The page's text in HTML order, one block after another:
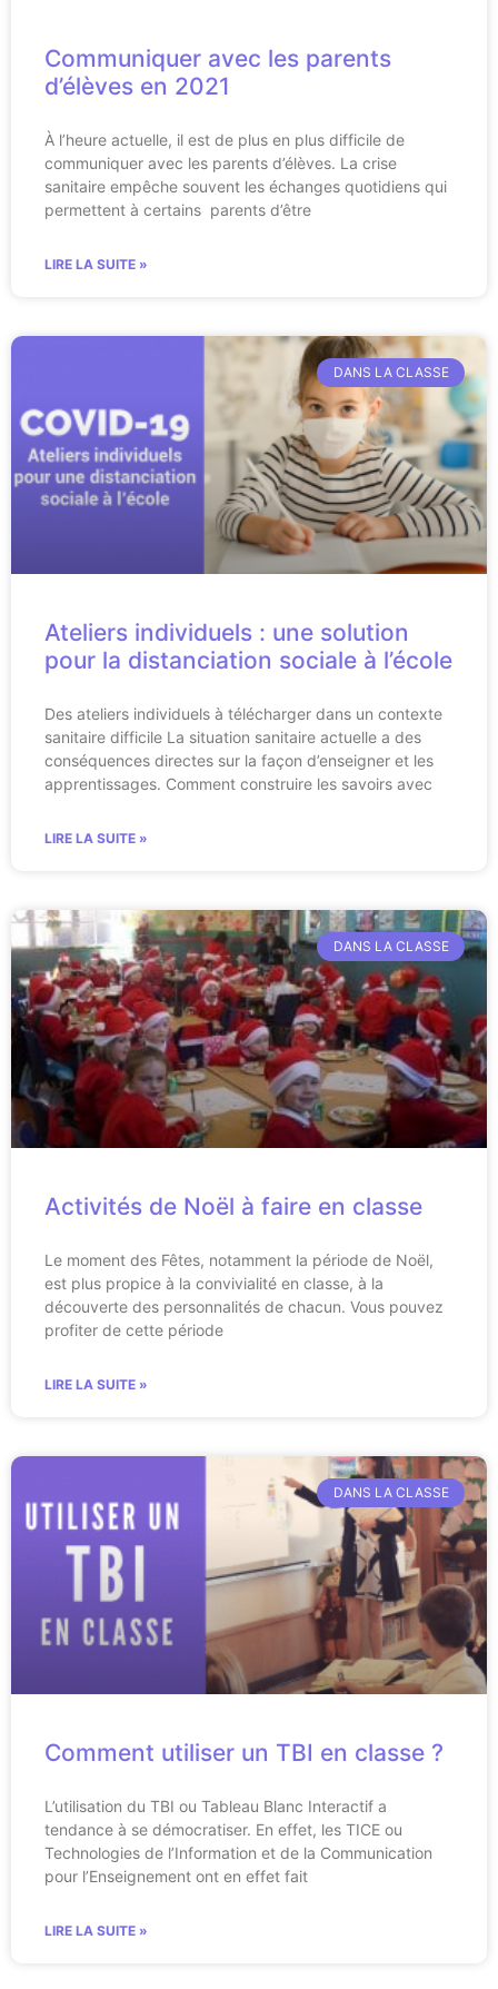
Communiquer avec les parents
d’élèves en 2021
À l’heure actuelle, il est de plus en plus difficile de
communiquer avec les parents d’élèves. La crise
sanitaire empêche souvent les échanges quotidiens qui
permettent à certains parents d’être
LIRE LA SUITE »
DANS LA CLASSE
Ateliers individuels : une solution
pour la distanciation sociale à l’école
Des ateliers individuels à télécharger dans un contexte
sanitaire difficile La situation sanitaire actuelle a des
conséquences directes sur la façon d’enseigner et les
apprentissages. Comment construire les savoirs avec
LIRE LA SUITE »
DANS LA CLASSE
Activités de Noël à faire en classe
Le moment des Fêtes, notamment la période de Noël,
est plus propice à la convivialité en classe, à la
découverte des personnalités de chacun. Vous pouvez
profiter de cette période
LIRE LA SUITE »
DANS LA CLASSE
Comment utiliser un TBI en classe ?
L’utilisation du TBI ou Tableau Blanc Interactif a
tendance à se démocratiser. En effet, les TICE ou
Technologies de l’Information et de la Communication
pour l’Enseignement ont en effet fait
LIRE LA SUITE »